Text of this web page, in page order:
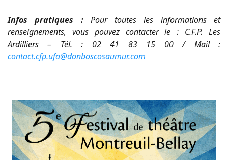
Infos pratiques :Pour toutes les informations et
renseignements, vous pouvez contacter le : C.F.P. Les
Ardilliers – Tél. : 02 41 83 15 00 / Mail :
contact.cfp.ufa@donboscosaumur.com